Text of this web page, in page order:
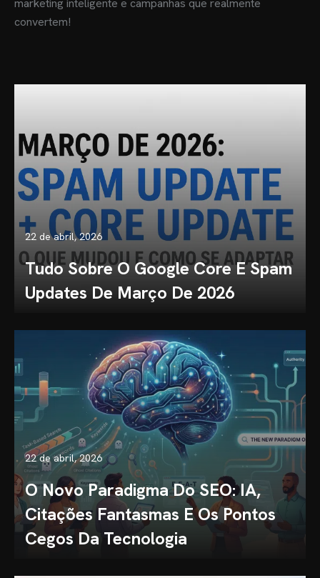
marketing inteligente e campanhas que realmente
convertem!
22 de abril, 2026
Tudo Sobre O Google Core E Spam
Updates De Março De 2026
22 de abril, 2026
O Novo Paradigma Do SEO: IA,
Citações Fantasmas E Os Pontos
Cegos Da Tecnologia